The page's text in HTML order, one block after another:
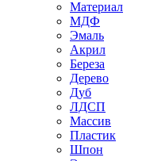
Материал
МДФ
Эмаль
Акрил
Береза
Дерево
Дуб
ЛДСП
Массив
Пластик
Шпон